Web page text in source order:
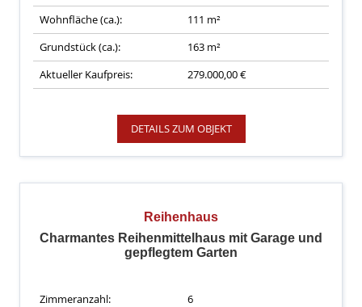
Wohnfläche (ca.):
111 m²
Grundstück (ca.):
163 m²
Aktueller Kaufpreis:
279.000,00 €
DETAILS ZUM OBJEKT
Reihenhaus
Charmantes Reihenmittelhaus mit Garage und
gepflegtem Garten
Zimmeranzahl:
6